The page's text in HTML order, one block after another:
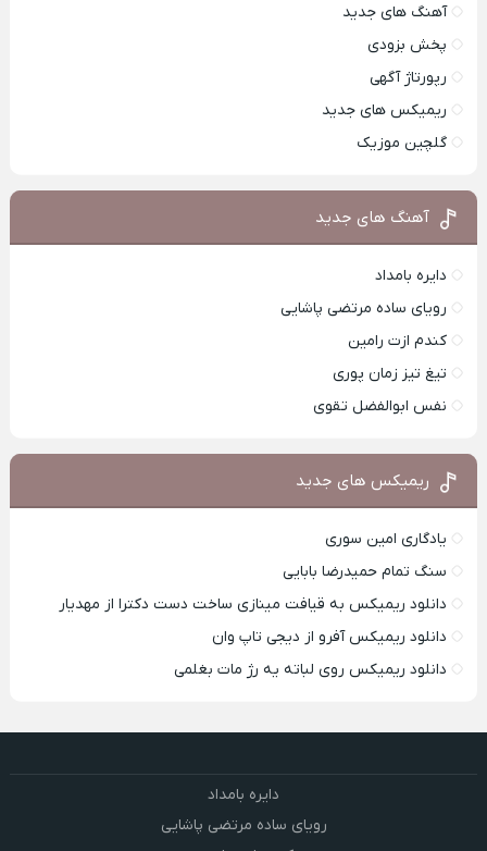
آهنگ های جدید
پخش بزودی
رپورتاژ آگهی
ریمیکس های جدید
گلچین موزیک
آهنگ های جدید
دایره بامداد
رویای ساده مرتضی پاشایی
کندم ازت رامین
تیغ تیز زمان پوری
نفس ابوالفضل تقوی
ریمیکس های جدید
یادگاری امین سوری
سنگ تمام حمیدرضا بابایی
دانلود ریمیکس به قیافت مینازی ساخت دست دکترا از مهدیار
دانلود ریمیکس آفرو از ديجی تاپ وان
دانلود ریمیکس روی لباته یه رژ مات بغلمی
دایره بامداد
رویای ساده مرتضی پاشایی